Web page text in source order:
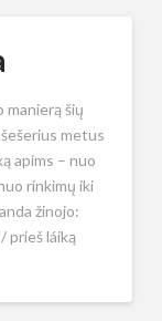
manierą šių
metus
apims – nuo
rinkimų iki
žinojo:
prieš láiką